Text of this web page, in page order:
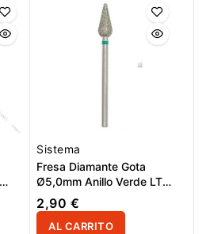
Sistema
Fresa Diamante Gota
Ø5,0mm Anillo Verde LT
12,0mm
2,90 €
AL CARRITO